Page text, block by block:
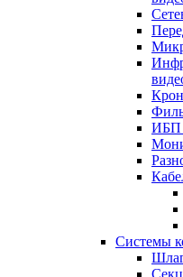
ИБП
Системы